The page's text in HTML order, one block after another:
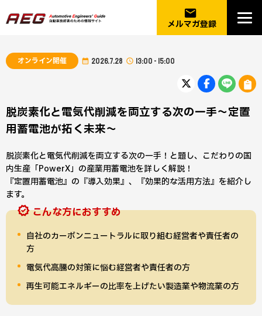
email
メルマガ登録
オンライン開催 2026.7.28 13:00 - 15:00
脱炭素化と電気代削減を両立する次の一手～定置
用蓄電池が拓く未来～
脱炭素化と電気代削減を両立する次の一手！と題し、こだわりの国
内生産「PowerX」の産業用蓄電池を詳しく解説！
『定置用蓄電池』の『導入効果』、『効果的な活用方法』を紹介し
ます。
こんな方におすすめ
自社のカーボンニュートラルに取り組む経営者や責任者の
方
電気代高騰の対策に悩む経営者や責任者の方
再生可能エネルギーの比率を上げたい製造業や物流業の方